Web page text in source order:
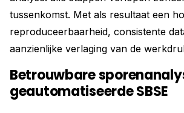
tussenkomst. Met als resultaat een
reproduceerbaarheid, consistente
aanzienlijke verlaging van de
Betrouwbare
geautomatiseerde SBSE